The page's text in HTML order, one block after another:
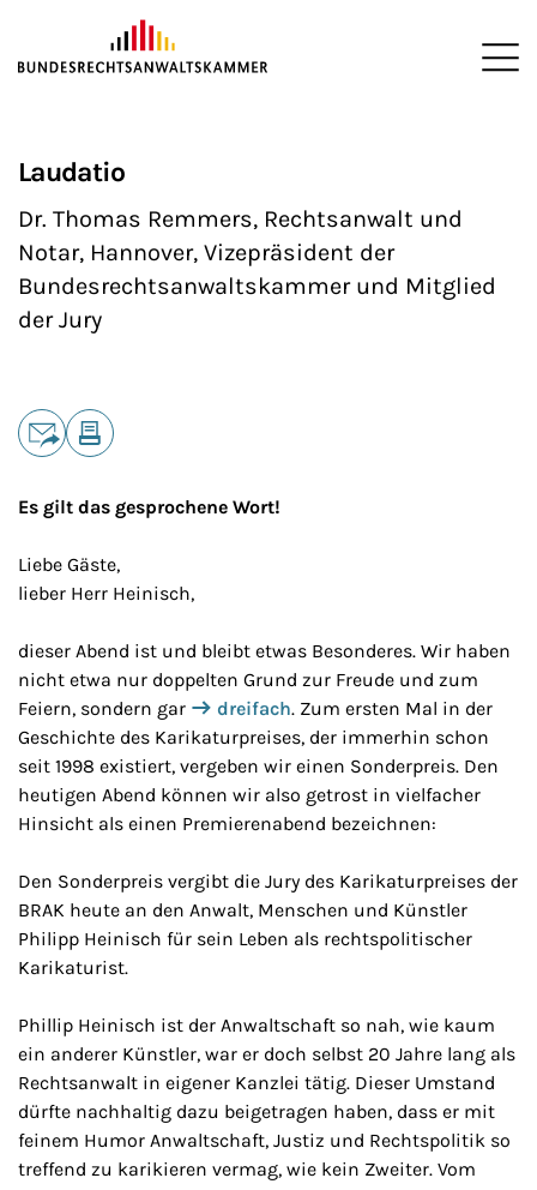
ZUM HAUPTINHALT SPRINGEN
Laudatio
Dr. Thomas Remmers, Rechtsanwalt und
Notar, Hannover, Vizepräsident der
Bundesrechtsanwaltskammer und Mitglied
der Jury
Teilen
Es gilt das gesprochene Wort!
Liebe Gäste,
lieber Herr Heinisch,
dieser Abend ist und bleibt etwas Besonderes. Wir haben
nicht etwa nur doppelten Grund zur Freude und zum
Feiern, sondern gar
dreifach. Zum ersten Mal in der
Geschichte des Karikaturpreises, der immerhin schon
seit 1998 existiert, vergeben wir einen Sonderpreis. Den
heutigen Abend können wir also getrost in vielfacher
Hinsicht als einen Premierenabend bezeichnen:
Den Sonderpreis vergibt die Jury des Karikaturpreises der
BRAK heute an den Anwalt, Menschen und Künstler
Philipp Heinisch für sein Leben als rechtspolitischer
Karikaturist.
Phillip Heinisch ist der Anwaltschaft so nah, wie kaum
ein anderer Künstler, war er doch selbst 20 Jahre lang als
Rechtsanwalt in eigener Kanzlei tätig. Dieser Umstand
dürfte nachhaltig dazu beigetragen haben, dass er mit
feinem Humor Anwaltschaft, Justiz und Rechtspolitik so
treffend zu karikieren vermag, wie kein Zweiter. Vom